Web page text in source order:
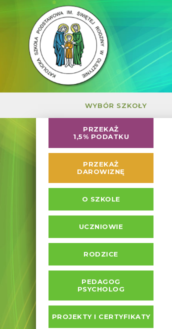
WYBÓR SZKOŁY
PRZEKAŻ
1,5% PODATKU
PRZEKAŻ
DAROWIZNĘ
O SZKOLE
UCZNIOWIE
RODZICE
PEDAGOG
PSYCHOLOG
PROJEKTY I CERTYFIKATY